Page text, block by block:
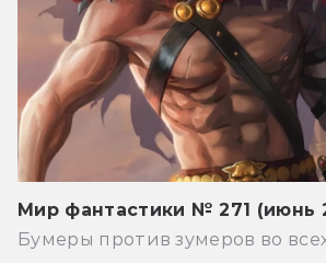
Мир фантастики № 271 (июнь
Бумеры против зумеров во